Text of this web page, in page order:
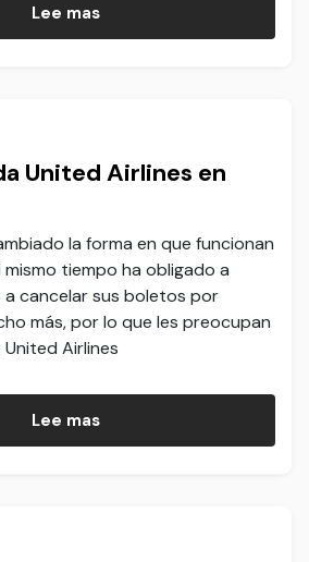
Lee mas
United Airlines en
la forma en que funcionan
tiempo ha obligado a
a cancelar sus boletos por
más, por lo que les preocupan
Airlines
Lee mas